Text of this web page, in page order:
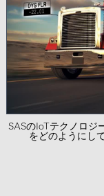
SASのIoTテクノロジ
をどのようにし